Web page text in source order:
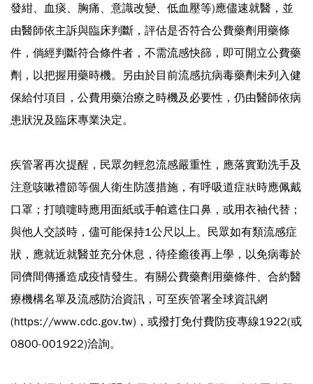
發紺、血痰、胸痛、意識改變、低血壓等)應儘速就醫，並
由醫師依主訴與臨床判斷，評估是否符合公費藥劑用藥條
件，倘經判斷符合條件者，不需流感快篩，即可開立公費藥
劑，以把握用藥時機。另由於目前流感抗病毒藥劑未列入健
保給付項目，公費用藥治療之時機及必要性，仍由醫師依病
患狀況及臨床專業決定。
疾管署再次提醒，民眾勿輕忽流感嚴重性，應落實勤洗手及
注意咳嗽禮節等個人衛生防護措施，有呼吸道症狀時應佩戴
口罩；打噴嚏時應用面紙或手帕遮住口鼻，或用衣袖代替；
與他人交談時，儘可能保持1公尺以上。民眾如有類流感症
狀，應就近就醫並充分休息，待痊癒後再上學，以免病毒於
同儕間傳播造成疫情發生。有關公費藥劑用藥條件、合約醫
療機構名單及流感防治資訊，可至疾管署全球資訊網
(https://www.cdc.gov.tw)，或撥打免付費防疫專線1922(或
0800-001922)洽詢。